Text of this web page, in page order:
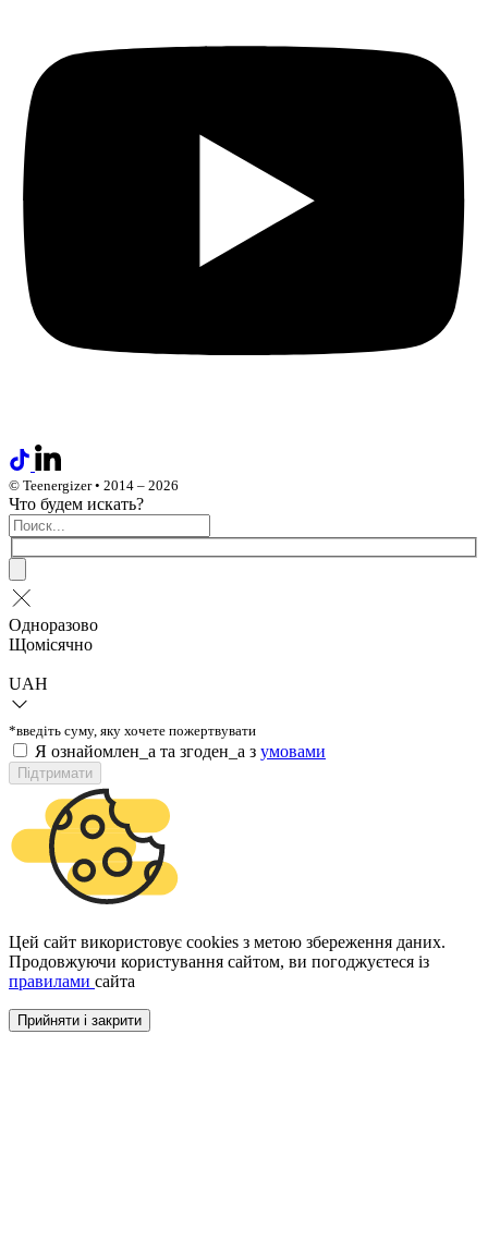
© Teenergizer • 2014 – 2026
Что будем искать?
Одноразово
Щомісячно
UAH
*введіть суму, яку хочете пожертвувати
Я ознайомлен_а та згоден_а з умовами
Підтримати
Цей сайт використовує cookies з метою збереження даних.
Продовжуючи користування сайтом, ви погоджуєтеся із
правилами сайта
Прийняти і закрити